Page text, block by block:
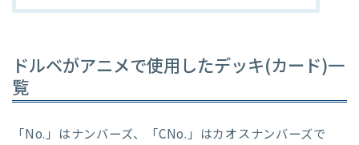
ドルベがアニメで使用したデッキ(カード)一
覧
「No.」はナンバーズ、「CNo.」はカオスナンバーズで